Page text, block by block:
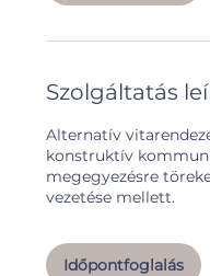
Szolgáltatás
Alternatív
konstruktív
megegyezésre
vezetése mellett.
Időpontfoglalás